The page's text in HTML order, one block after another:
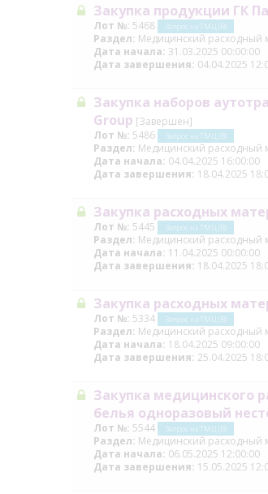
Закупка продукции ГК
Лот №: 5468 Запрос на ТМЦ (В)
Раздел: Медицинский расходный
Дата начала: 31.03.2025 00:00:00
Дата завершения: 04.04.2025
Закупка наборов
Group [Завершен]
Лот №: 5486 Запрос на ТМЦ (В)
Раздел: Медицинский расходный
Дата начала: 04.04.2025 16:00:00
Дата завершения: 18.04.2025
Закупка расходных
Лот №: 5445 Запрос на ТМЦ (В)
Раздел: Медицинский расходный
Дата начала: 11.04.2025 00:00:00
Дата завершения: 18.04.2025
Закупка расходных
Лот №: 5334 Запрос на ТМЦ (В)
Раздел: Медицинский расходный
Дата начала: 18.04.2025 09:00:00
Дата завершения: 25.04.2025
Закупка медицинского
белья одноразовый
Лот №: 5544 Запрос на ТМЦ (В)
Раздел: Медицинский расходный
Дата начала: 06.05.2025 12:00:00
Дата завершения: 15.05.2025